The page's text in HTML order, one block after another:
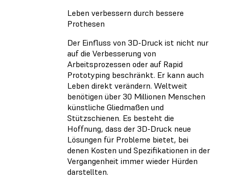
Leben verbessern durch bessere
Prothesen
Der Einfluss von 3D-Druck ist nicht nur
auf die Verbesserung von
Arbeitsprozessen oder auf Rapid
Prototyping beschränkt. Er kann auch
Leben direkt verändern. Weltweit
benötigen über 30 Millionen Menschen
künstliche Gliedmaßen und
Stützschienen. Es besteht die
Hoffnung, dass der 3D-Druck neue
Lösungen für Probleme bietet, bei
denen Kosten und Spezifikationen in der
Vergangenheit immer wieder Hürden
darstellten.